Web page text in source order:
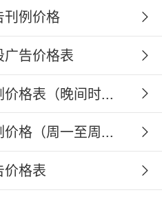
刊例价格
告价格表
格表（晚间时...
格（周一至周...
价格表